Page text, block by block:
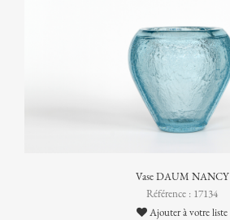
Vase DAUM NANCY
Référence : 17134
Ajouter à votre liste